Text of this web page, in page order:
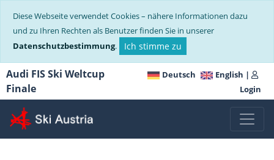
Diese Webseite verwendet Cookies – nähere Informationen dazu
und zu Ihren Rechten als Benutzer finden Sie in unserer
Datenschutzbestimmung. Ich stimme zu
Audi FIS Ski Weltcup
Finale
Deutsch English |
Login